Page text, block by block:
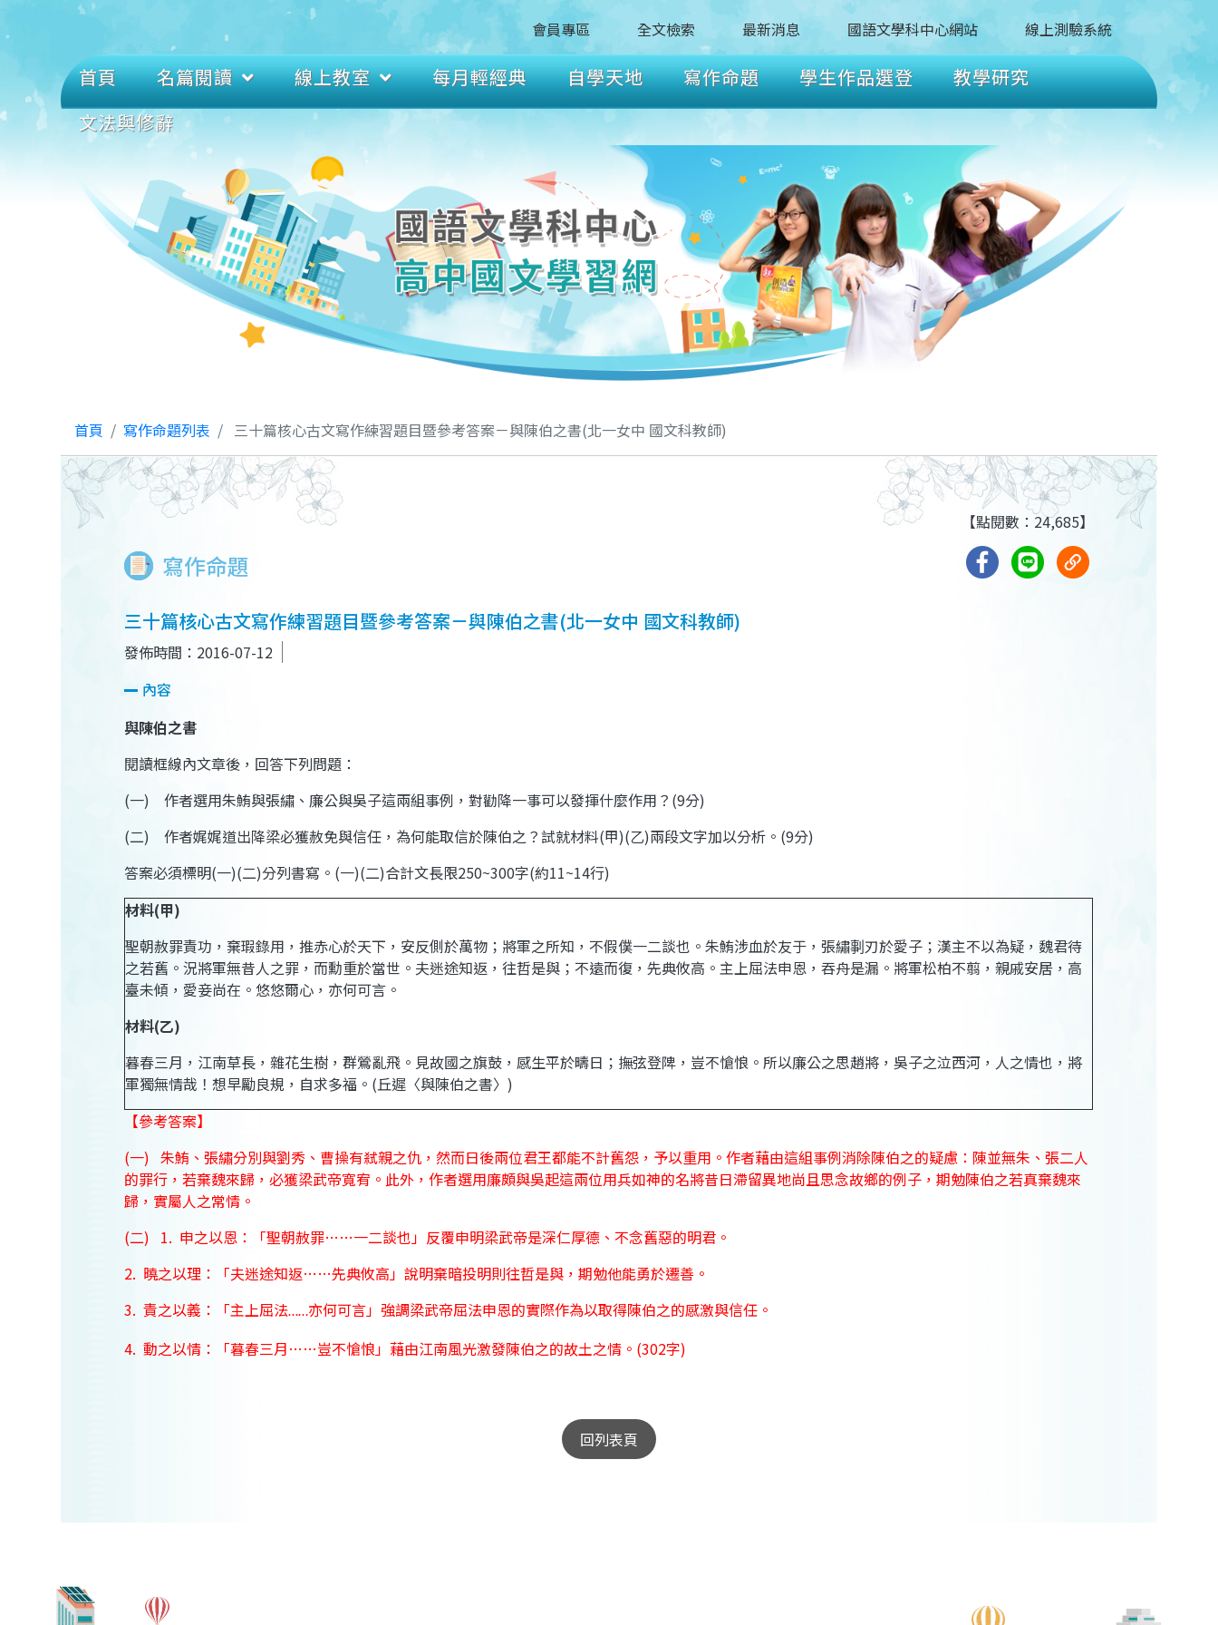
會員專區 全文檢索 最新消息 國語文學科中心網站 線上測驗系統
首頁 名篇閱讀 線上教室 每月輕經典 自學天地 寫作命題 學生作品選登
教學研究
文法與修辭
首頁 寫作命題列表 三十篇核心古文寫作練習題目暨參考答案－與陳伯之書(北一女中 國文科教師)
寫作命題
【點閱數：24,685】
三十篇核心古文寫作練習題目暨參考答案－與陳伯之書(北一女中 國文科教師)
發佈時間：2016-07-12
內容
與陳伯之書
閱讀框線內文章後，回答下列問題：
(一)
作者選用朱鮪與張繡、廉公與吳子這兩組事例，對勸降一事可以發揮什麼作用？ (9分)
(二)
作者娓娓道出降梁必獲赦免與信任，為何能取信於陳伯之？試就材料(甲)(乙)兩段文字加以分析。 (9分)
答案必須標明(一)(二)分列書寫。 (一)(二)合計文長限250~300字(約11~14行)
材料(甲)
聖朝赦罪責功，棄瑕錄用，推赤心於天下，安反側於萬物；將軍之所知，不假僕一二談也。朱鮪涉血於友于，張繡剚刃於愛子；漢主不以為疑，魏君待
之若舊。況將軍無昔人之罪，而勳重於當世。夫迷途知返，往哲是與；不遠而復，先典攸高。主上屈法申恩，吞舟是漏。將軍松柏不翦，親戚安居，高
臺未傾，愛妾尚在。悠悠爾心，亦何可言。
材料(乙)
暮春三月，江南草長，雜花生樹，群鶯亂飛。見故國之旗鼓，感生平於疇日；撫弦登陴，豈不愴悢。所以廉公之思趙將，吳子之泣西河，人之情也，將
軍獨無情哉！想早勵良規，自求多福。 (丘遲〈與陳伯之書〉)
【參考答案】
(一) 朱鮪、張繡分別與劉秀、 曹操有弒親之仇 ，然而日後兩位君王都能不計舊怨，予以重用。作者藉由這組事例消除陳伯之的疑慮：陳並無朱、張二人
的罪行，若棄魏來歸，必獲梁武帝寬宥 。此外，作者選用廉頗與吳起這兩位用兵如神的名將昔日滯留異地尚且思念故鄉的例子，期勉陳伯之若真棄魏來
歸，實屬人之常情。
(二) 1. 申之以恩：「聖朝赦罪……一二談也」反覆申明梁武帝是深仁厚德、不念舊惡的明君。
2. 曉之以理：「夫迷途知返……先典攸高」說明棄暗投明則往哲是與，期勉他能勇於遷善。
3. 責之以義：「主上屈法……亦何可言」強調梁武帝屈法申恩的實際作為以取得陳伯之的感激與信任 。
4. 動之以情：「暮春三月……豈不愴悢」藉由江南風光激發陳伯之的故土之情。 (302字)
回列表頁